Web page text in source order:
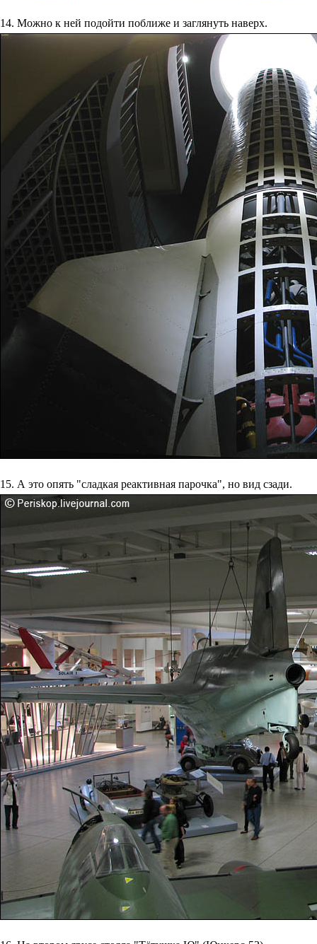
14. Можно к ней подойти поближе и заглянуть наверх.
15. А это опять "сладкая реактивная парочка", но вид сзади.